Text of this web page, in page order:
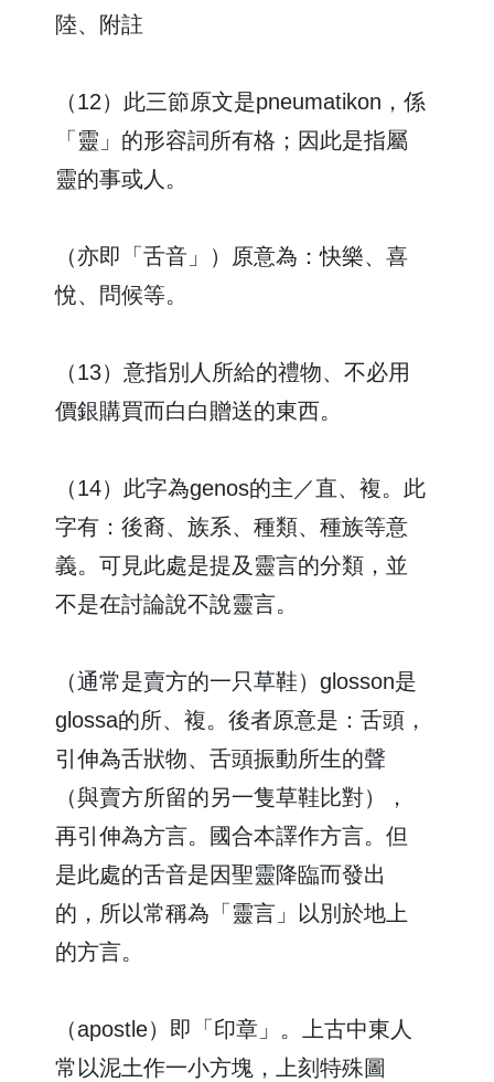
陸、附註
（12）此三節原文是pneumatikon，係
「靈」的形容詞所有格；因此是指屬
靈的事或人。
（亦即「舌音」）原意為：快樂、喜
悅、問候等。
（13）意指別人所給的禮物、不必用
價銀購買而白白贈送的東西。
（14）此字為genos的主／直、複。此
字有：後裔、族系、種類、種族等意
義。可見此處是提及靈言的分類，並
不是在討論說不說靈言。
（通常是賣方的一只草鞋）glosson是
glossa的所、複。後者原意是：舌頭，
引伸為舌狀物、舌頭振動所生的聲
（與賣方所留的另一隻草鞋比對），
再引伸為方言。國合本譯作方言。但
是此處的舌音是因聖靈降臨而發出
的，所以常稱為「靈言」以別於地上
的方言。
（apostle）即「印章」。上古中東人
常以泥土作一小方塊，上刻特殊圖